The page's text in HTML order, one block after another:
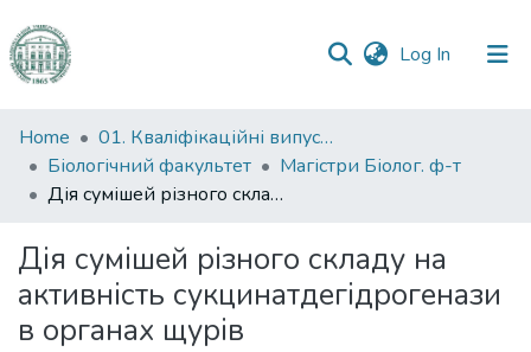
Log In (current)
Communities
&
Collections
Statistics
Home
01. Кваліфікаційні випускні роботи здобувачів вищої освіти
Біологічний факультет
Магістри Біолог. ф-т
Дія сумішей різного складу на активність сукцинатдегідрогенази в органах щурів
Дія сумішей різного складу на
активність сукцинатдегідрогенази
в органах щурів